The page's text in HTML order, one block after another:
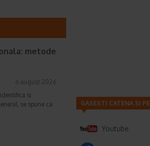
metode
6 august 2026
si
se spune ca
GASESTI CATENA SI PE
Youtube